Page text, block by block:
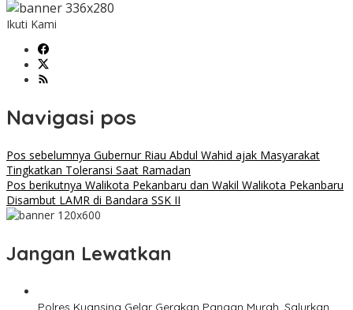
Ikuti Kami
Navigasi pos
Pos sebelumnya Gubernur Riau Abdul Wahid ajak Masyarakat
Tingkatkan Toleransi Saat Ramadan
Pos berikutnya Walikota Pekanbaru dan Wakil Walikota Pekanbaru
Disambut LAMR di Bandara SSK II
Jangan Lewatkan
Polres Kuansing Gelar Gerakan Pangan Murah, Salurkan